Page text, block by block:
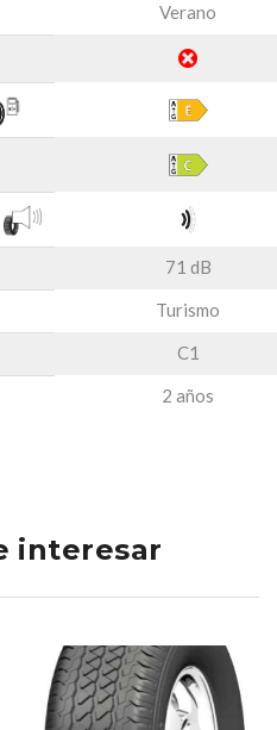
Verano
71 dB
Turismo
C1
2 años
interesar